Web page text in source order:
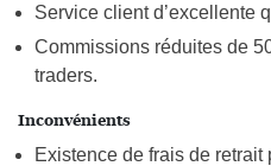
Service client d’excellente
Commissions réduites de
traders.
Inconvénients
Existence de frais de